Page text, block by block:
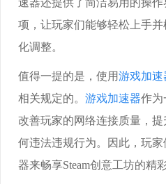
速器还提供了简洁易用的操
项，让玩家们能够轻松上手
化调整。
值得一提的是，使用游戏加速
相关规定的。 游戏加速器作为
改善玩家的网络连接质量，
何违法违规行为。因此，玩
器来畅享Steam创意工坊的精